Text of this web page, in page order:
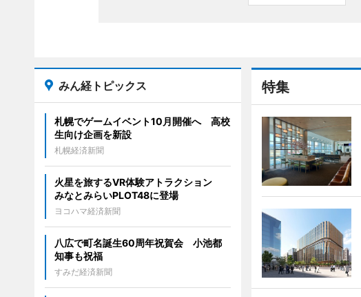
特集
みん経トピックス
札幌でゲームイベント10月開催へ 高校
生向け企画を新設
札幌経済新聞
火星を旅するVR体験アトラクション
みなとみらいPLOT48に登場
ヨコハマ経済新聞
八広で町名誕生60周年祝賀会 小池都
知事も祝福
すみだ経済新聞